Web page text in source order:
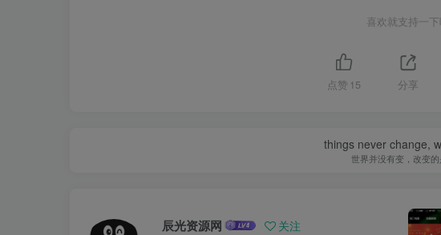
喜欢就支持一
点赞 15 分享
things never change,
世界并没有变，改变
辰光资源网 关注